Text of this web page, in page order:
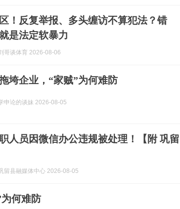
！反复举报、多头缠访不算犯法？错
是法定软暴力
哥谈体育 2026-08-06
垮企业，“家贼”为何难防
申论的谈妹 2026-08-05
人员因微信办公违规被处理！【附 巩留
留县融媒体中心 2026-08-05
何难防